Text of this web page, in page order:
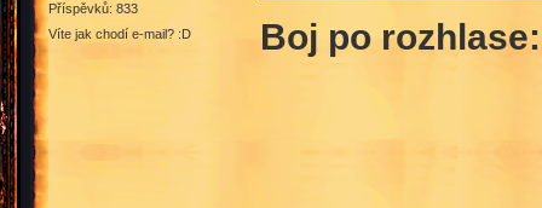
Příspěvků: 833
Víte jak chodí e-mail? :D
Boj po rozhlase: